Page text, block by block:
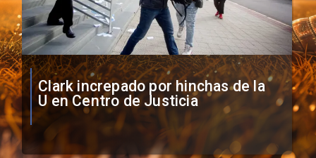
Vozinha firma contrato con Colo
Colo como nuevo arquero